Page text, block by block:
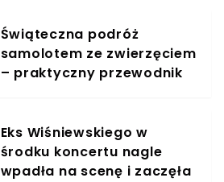
Świąteczna podróż
samolotem ze zwierzęciem
– praktyczny przewodnik
Eks Wiśniewskiego w
środku koncertu nagle
wpadła na scenę i zaczęła